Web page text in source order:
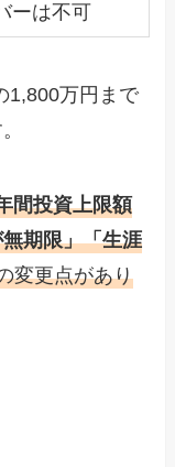
ーは不可
1,800万円まで
間投資上限額
期限」「生涯
変更点があり